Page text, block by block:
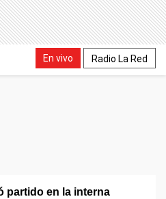
En vivo Radio La Red
partido en la interna